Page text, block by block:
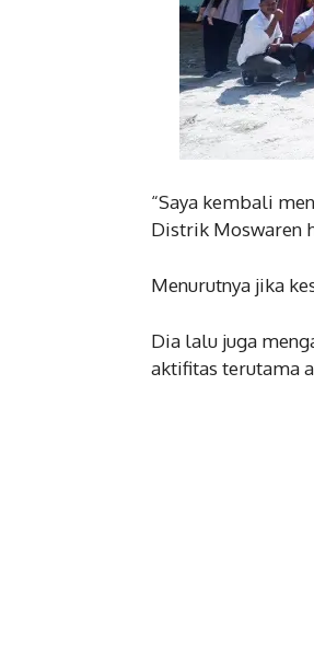
“Saya kembali
Distrik Moswaren
Menurutnya jika
Dia lalu juga
aktifitas terutama